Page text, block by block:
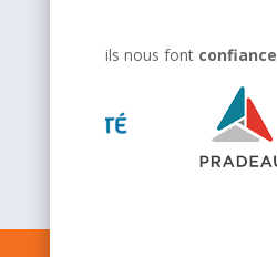
ils nous font confiance